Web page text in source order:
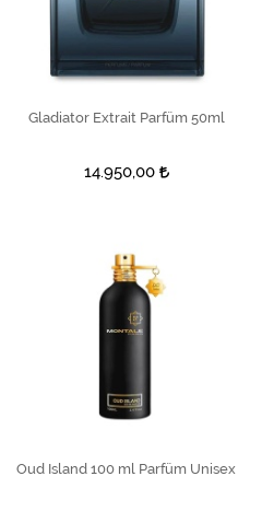
SEPETE EKLE
Gladiator Extrait Parfüm 50ml
14.950,00
SEPETE EKLE
Oud Island 100 ml Parfüm Unisex